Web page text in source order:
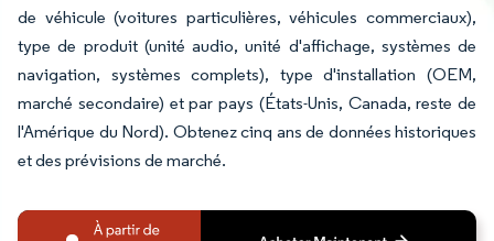
de véhicule (voitures particulières, véhicules commerciaux),
type de produit (unité audio, unité d'affichage, systèmes de
navigation, systèmes complets), type d'installation (OEM,
marché secondaire) et par pays (États-Unis, Canada, reste de
l'Amérique du Nord). Obtenez cinq ans de données historiques
et des prévisions de marché.